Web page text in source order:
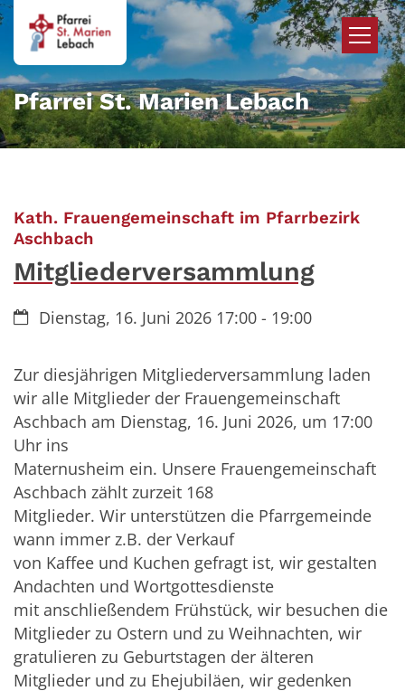
Zum Inhalt springen
Pfarrei St. Marien Lebach
Kath. Frauengemeinschaft im Pfarrbezirk
Aschbach
Mitgliederversammlung
Datum:Dienstag, 16. Juni 2026 17:00 - 19:00
Zur diesjährigen Mitgliederversammlung laden
wir alle Mitglieder der Frauengemeinschaft
Aschbach am Dienstag, 16. Juni 2026, um 17:00
Uhr ins
Maternusheim ein. Unsere Frauengemeinschaft
Aschbach zählt zurzeit 168
Mitglieder. Wir unterstützen die Pfarrgemeinde
wann immer z.B. der Verkauf
von Kaffee und Kuchen gefragt ist, wir gestalten
Andachten und Wortgottesdienste
mit anschließendem Frühstück, wir besuchen die
Mitglieder zu Ostern und zu Weihnachten, wir
gratulieren zu Geburtstagen der älteren
Mitglieder und zu Ehejubiläen, wir gedenken